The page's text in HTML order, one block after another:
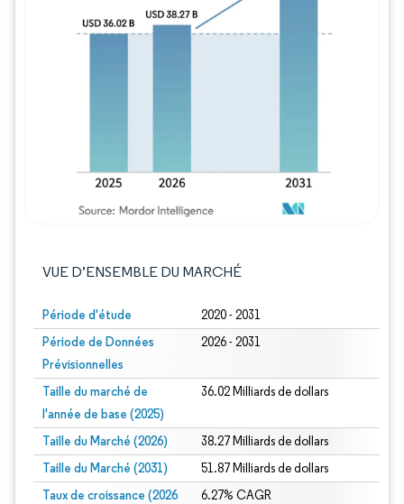
VUE D’ENSEMBLE DU MARCHÉ
Période d'étude 2020 - 2031
Période de Données
Prévisionnelles
2026 - 2031
Taille du marché de
l'année de base (2025)
36.02 Milliards de dollars
Taille du Marché (2026) 38.27 Milliards de dollars
Taille du Marché (2031) 51.87 Milliards de dollars
Taux de croissance (2026
6.27% CAGR